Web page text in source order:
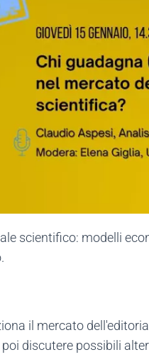
scientifico: modelli
il mercato
discutere possibili